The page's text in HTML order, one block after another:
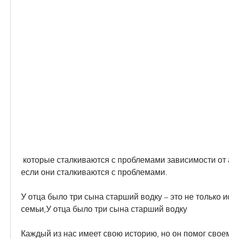
если они сталкиваются с проблемами.
У отца было три сына старший водку – это не только
семьи,У отца было три сына старший водку
Каждый из нас имеет свою историю, но он помог